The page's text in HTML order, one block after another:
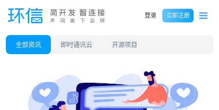
登录 立即注册
全部资讯 即时通讯云 开源项目